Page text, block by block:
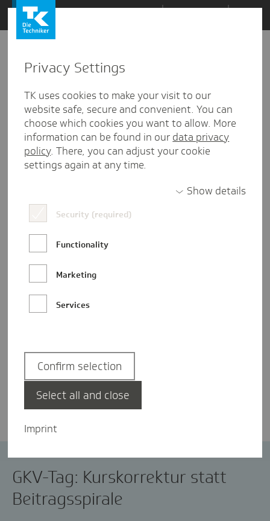
Zum
Inhalt
springen
den
Kommentaren
Dr. Jens Baas
GKV-Tag: Kurskorrektur statt
Beitragsspirale
Privacy Settings
TK uses cookies to make your visit to our
website safe, secure and convenient. You can
choose which cookies you want to allow. More
information can be found in our data privacy
policy. There, you can adjust your cookie
settings again at any time.
Show details
Security (required)
Functionality
Marketing
Services
Imprint
Confirm selection
Select all and close